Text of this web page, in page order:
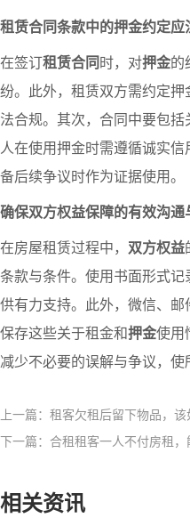
租赁合同条款中的押金约定应
在签订租赁合同时，对押金的
纷。此外，租赁双方需约定
法合规。其次，合同中要包
人在使用押金时需遵循诚实
备后续争议时作为证据使用。
确保双方权益保障的有效沟通
在房屋租赁过程中， 双方权益
条款与条件。使用书面形式
供有力支持。此外，微信、
保存这些关于租金和押金使用
减少不必要的误解与争议，使
上一篇：租客欠租后留下物品，该
下一篇：合租租客一人不付房租，
相关资讯